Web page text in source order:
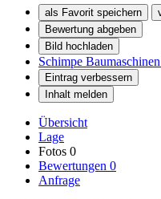
als Favorit speichern
Bewertung abgeben
Bild hochladen
Schimpe
Eintrag verbessern
Inhalt melden
Übersicht
Lage
Fotos 0
Bewertungen 0
Anfrage